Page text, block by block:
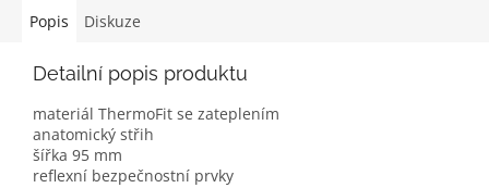
Popis Diskuze
Detailní popis produktu
materiál ThermoFit se zateplením
anatomický střih
šířka 95 mm
reflexní bezpečnostní prvky